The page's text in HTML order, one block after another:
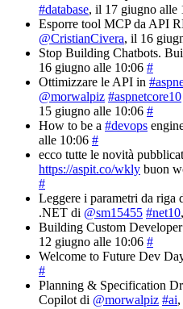
#database, il 17 giugno alle
Esporre tool MCP da API
@CristianCivera, il 16
Stop Building Chatbots.
16 giugno alle 10:06 #
Ottimizzare le API in
@morwalpiz #aspnetcore10
15 giugno alle 10:06 #
How to be a #devops
alle 10:06 #
ecco tutte le novità
https://aspit.co/wkly buon
#
Leggere i parametri da riga
.NET di @sm15455 #net10
Building Custom
12 giugno alle 10:06 #
Welcome to Future Dev
#
Planning & Specification
Copilot di @morwalpiz #ai